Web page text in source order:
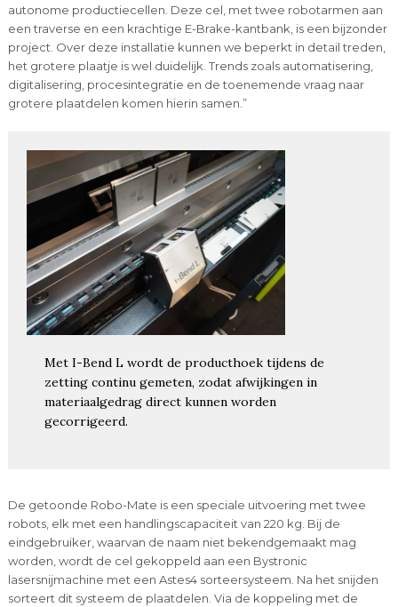
autonome productiecellen. Deze cel, met twee robotarmen aan
een traverse en een krachtige E-Brake-kantbank, is een bijzonder
project. Over deze installatie kunnen we beperkt in detail treden,
het grotere plaatje is wel duidelijk. Trends zoals automatisering,
digitalisering, procesintegratie en de toenemende vraag naar
grotere plaatdelen komen hierin samen.”
Met I-Bend L wordt de producthoek tijdens de
zetting continu gemeten, zodat afwijkingen in
materiaalgedrag direct kunnen worden
gecorrigeerd.
De getoonde Robo-Mate is een speciale uitvoering met twee
robots, elk met een handlingscapaciteit van 220 kg. Bij de
eindgebruiker, waarvan de naam niet bekendgemaakt mag
worden, wordt de cel gekoppeld aan een Bystronic
lasersnijmachine met een Astes4 sorteersysteem. Na het snijden
sorteert dit systeem de plaatdelen. Via de koppeling met de